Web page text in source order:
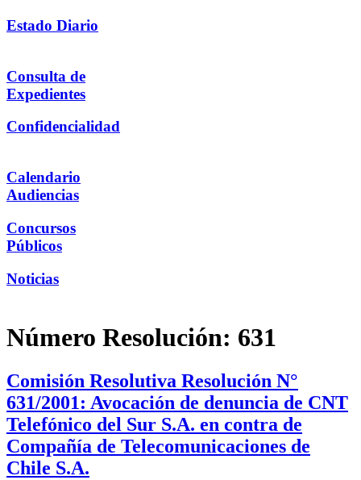
Estado Diario
Consulta de
Expedientes
Confidencialidad
Calendario
Audiencias
Concursos
Públicos
Noticias
Número Resolución: 631
Comisión Resolutiva Resolución N°
631/2001: Avocación de denuncia de CNT
Telefónico del Sur S.A. en contra de
Compañía de Telecomunicaciones de
Chile S.A.